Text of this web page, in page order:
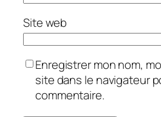
Site web
Enregistrer mon nom,
site dans le navigateur
commentaire.